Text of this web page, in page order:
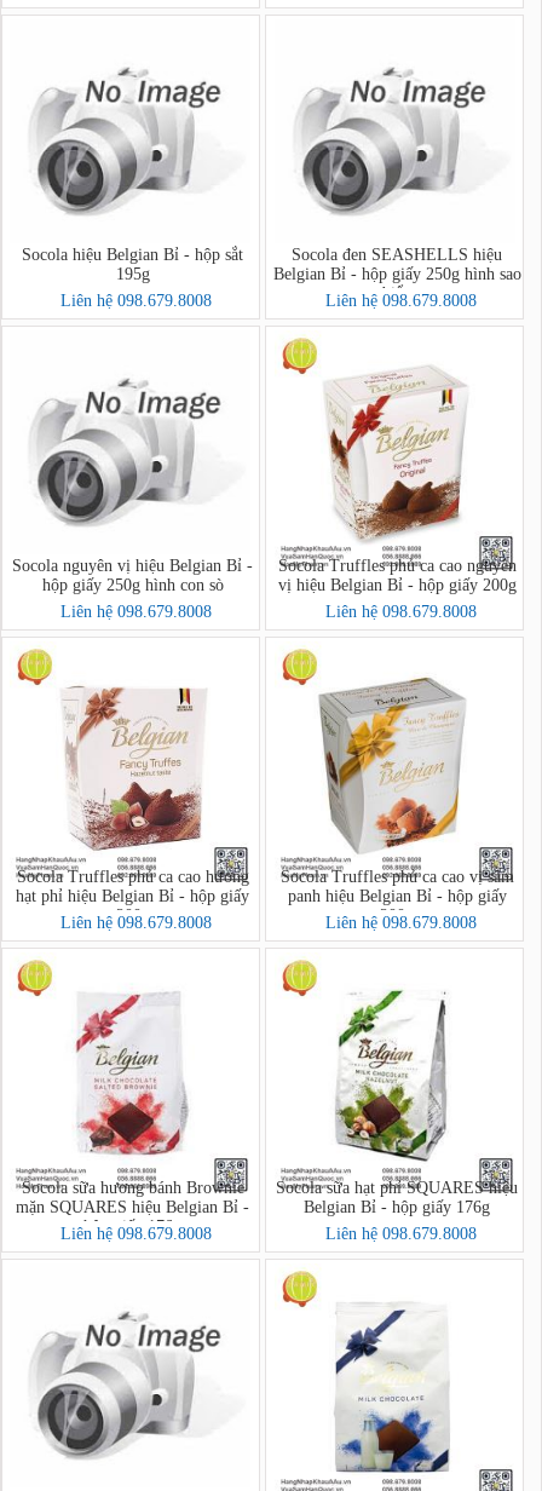
Socola hiệu Belgian Bỉ - hộp sắt
195g
Liên hệ 098.679.8008
Socola đen SEASHELLS hiệu
Belgian Bỉ - hộp giấy 250g hình sao
biển
Liên hệ 098.679.8008
Socola nguyên vị hiệu Belgian Bỉ -
hộp giấy 250g hình con sò
Liên hệ 098.679.8008
Socola Truffles phủ ca cao nguyên
vị hiệu Belgian Bỉ - hộp giấy 200g
Liên hệ 098.679.8008
Socola Truffles phủ ca cao hương
hạt phỉ hiệu Belgian Bỉ - hộp giấy
200g
Liên hệ 098.679.8008
Socola Truffles phủ ca cao vị sâm
panh hiệu Belgian Bỉ - hộp giấy
200g
Liên hệ 098.679.8008
Socola sữa hương bánh Brownie
mặn SQUARES hiệu Belgian Bỉ -
hộp giấy 176g
Liên hệ 098.679.8008
Socola sữa hạt phỉ SQUARES hiệu
Belgian Bỉ - hộp giấy 176g
Liên hệ 098.679.8008